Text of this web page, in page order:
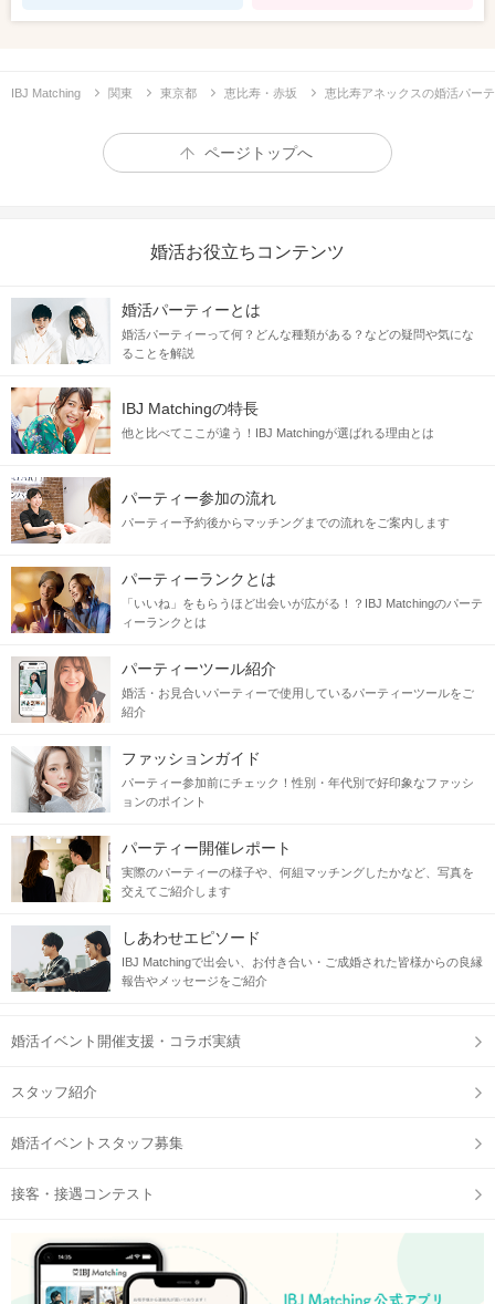
IBJ Matching 関東 東京都 恵比寿・赤坂 恵比寿アネックスの婚活パー
ページトップへ
婚活お役立ちコンテンツ
婚活パーティーとは
婚活パーティーって何？どんな種類がある？などの疑問や気にな
ることを解説
IBJ Matchingの特長
他と比べてここが違う！IBJ Matchingが選ばれる理由とは
パーティー参加の流れ
パーティー予約後からマッチングまでの流れをご案内します
パーティーランクとは
「いいね」をもらうほど出会いが広がる！？IBJ Matchingのパーテ
ィーランクとは
パーティーツール紹介
婚活・お見合いパーティーで使用しているパーティーツールをご
紹介
ファッションガイド
パーティー参加前にチェック！性別・年代別で好印象なファッシ
ョンのポイント
パーティー開催レポート
実際のパーティーの様子や、何組マッチングしたかなど、写真を
交えてご紹介します
しあわせエピソード
IBJ Matchingで出会い、お付き合い・ご成婚された皆様からの良縁
報告やメッセージをご紹介
婚活イベント開催支援・コラボ実績
スタッフ紹介
婚活イベントスタッフ募集
接客・接遇コンテスト